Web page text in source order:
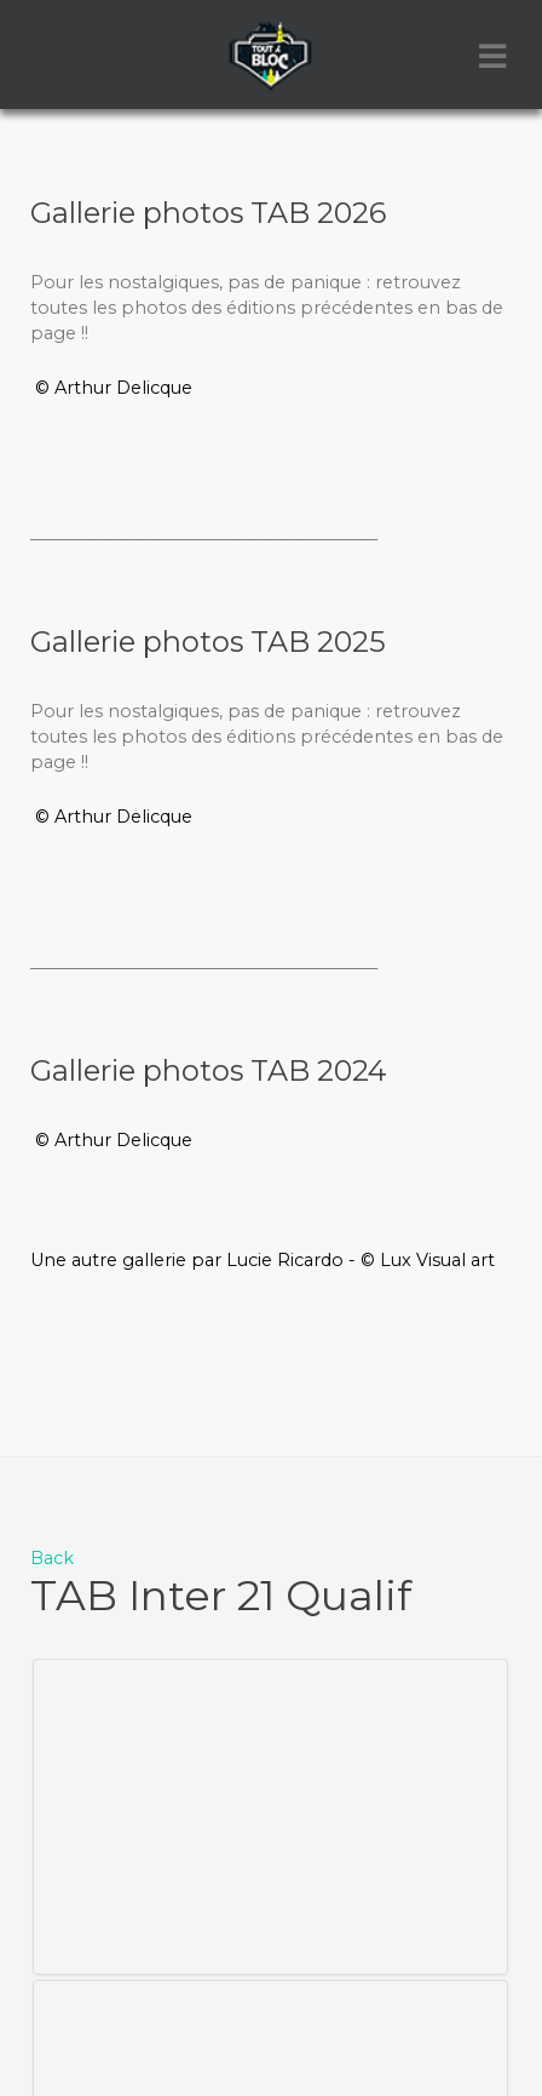
Gallerie photos TAB 2026
Pour les nostalgiques, pas de panique : retrouvez
toutes les photos des éditions précédentes en bas de
page !!
© Arthur Delicque
Gallerie photos TAB 2025
Pour les nostalgiques, pas de panique : retrouvez
toutes les photos des éditions précédentes en bas de
page !!
© Arthur Delicque
Gallerie photos TAB 2024
© Arthur Delicque
Une autre gallerie par Lucie Ricardo - © Lux Visual art
Back
TAB Inter 21 Qualif